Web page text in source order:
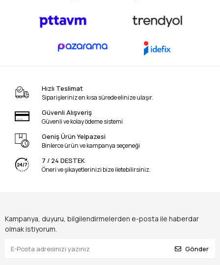
Hızlı Teslimat
Siparişleriniz en kısa sürede elinize ulaşır.
Güvenli Alışveriş
Güvenli ve kolay ödeme sistemi
Geniş Ürün Yelpazesi
Binlerce ürün ve kampanya seçeneği
7 / 24 DESTEK
Öneri ve şikayetlerinizi bize iletebilirsiniz.
Kampanya, duyuru, bilgilendirmelerden e-posta ile haberdar
olmak istiyorum.
Gönder